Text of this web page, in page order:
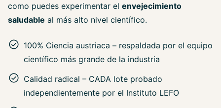
como puedes experimentar el envejecimiento
saludable al más alto nivel científico.
100% Ciencia austriaca – respaldada por el equipo
científico más grande de la industria
Calidad radical – CADA lote probado
independientemente por el Instituto LEFO